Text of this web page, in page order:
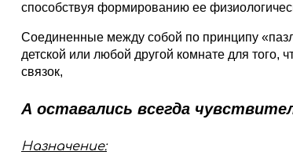
способствуя формированию ее
Соединенные между собой по принципу
детской или любой другой комнате для
связок,
А оставались всегда
Назначение: